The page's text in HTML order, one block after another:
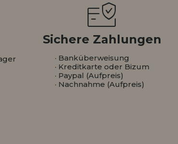
Sichere Zahlungen
· Banküberweisung
· Kreditkarte oder Bizum
· Paypal (Aufpreis)
· Nachnahme (Aufpreis)